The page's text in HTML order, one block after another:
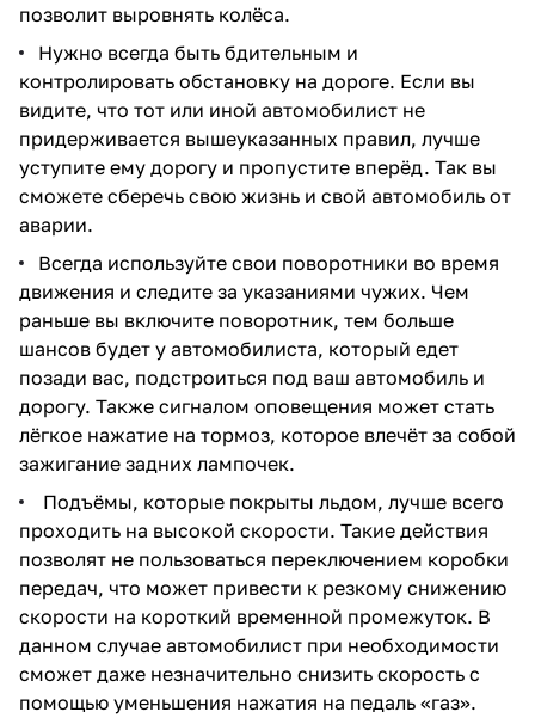
позволит выровнять колёса.
Нужно всегда быть бдительным и
контролировать обстановку на дороге. Если вы
видите, что тот или иной автомобилист не
придерживается вышеуказанных правил, лучше
уступите ему дорогу и пропустите вперёд. Так вы
сможете сберечь свою жизнь и свой автомобиль от
аварии.
Всегда используйте свои поворотники во время
движения и следите за указаниями чужих. Чем
раньше вы включите поворотник, тем больше
шансов будет у автомобилиста, который едет
позади вас, подстроиться под ваш автомобиль и
дорогу. Также сигналом оповещения может стать
лёгкое нажатие на тормоз, которое влечёт за собой
зажигание задних лампочек.
Подъёмы, которые покрыты льдом, лучше всего
проходить на высокой скорости. Такие действия
позволят не пользоваться переключением коробки
передач, что может привести к резкому снижению
скорости на короткий временной промежуток. В
данном случае автомобилист при необходимости
сможет даже незначительно снизить скорость с
помощью уменьшения нажатия на педаль «газ».